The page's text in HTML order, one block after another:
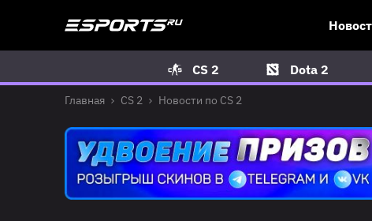
CS 2 Dota 2
Главная CS 2 Новости по CS 2